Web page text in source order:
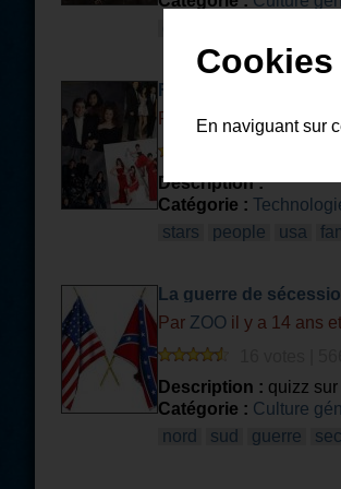
Famille Kardashian/
Par
lolipi72 il y a 12
Description :
Catégorie :
stars
people usa
La guerre de
Par ZOO il y a 14 ans
Description : quizz
Catégorie : Culture
nord
sud guerre
En naviguant sur